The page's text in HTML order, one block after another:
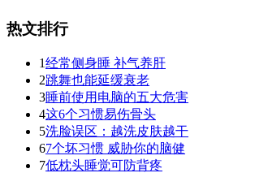
热文排行
1经常侧身睡 补气养肝
2跳舞也能延缓衰老
3睡前使用电脑的五大危害
4这6个习惯易伤骨头
5洗脸误区：越洗皮肤越干
67个坏习惯 威胁你的脑健
7低枕头睡觉可防背疼